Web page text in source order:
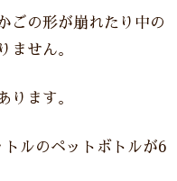
ごの形が崩れたり中の
ません。
ります。
ルのペットボトルが6